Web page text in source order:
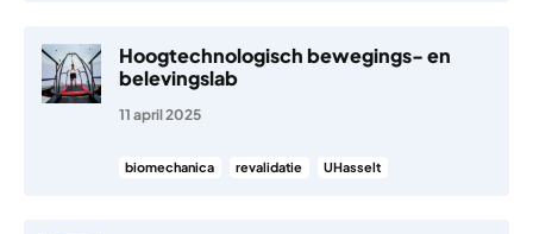
Hoogtechnologisch bewegings- en
belevingslab
11 april 2025
biomechanica revalidatie UHasselt